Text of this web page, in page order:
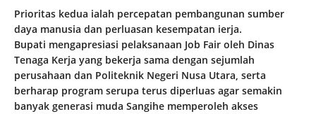
Prioritas kedua ialah percepatan pembangunan sumber
daya manusia dan perluasan kesempatan ierja.
Bupati mengapresiasi pelaksanaan Job Fair oleh Dinas
Tenaga Kerja yang bekerja sama dengan sejumlah
perusahaan dan Politeknik Negeri Nusa Utara, serta
berharap program serupa terus diperluas agar semakin
banyak generasi muda Sangihe memperoleh akses